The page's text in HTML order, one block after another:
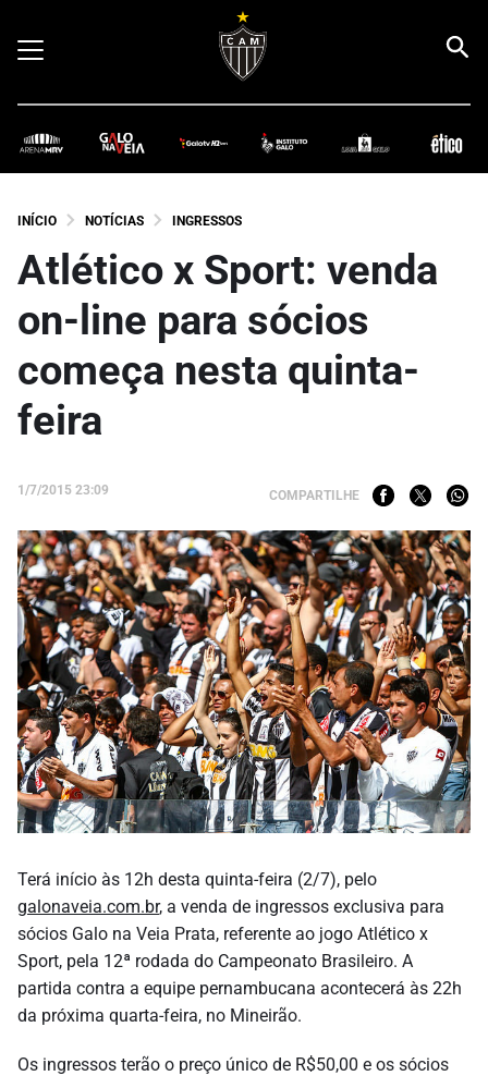
INÍCIO NOTÍCIAS INGRESSOS
Atlético x Sport: venda
on-line para sócios
começa nesta quinta-
feira
1/7/2015 23:09 COMPARTILHE
Terá início às 12h desta quinta-feira (2/7), pelo
galonaveia.com.br, a venda de ingressos exclusiva para
sócios Galo na Veia Prata, referente ao jogo Atlético x
Sport, pela 12ª rodada do Campeonato Brasileiro. A
partida contra a equipe pernambucana acontecerá às 22h
da próxima quarta-feira, no Mineirão.
Os ingressos terão o preço único de R$50,00 e os sócios